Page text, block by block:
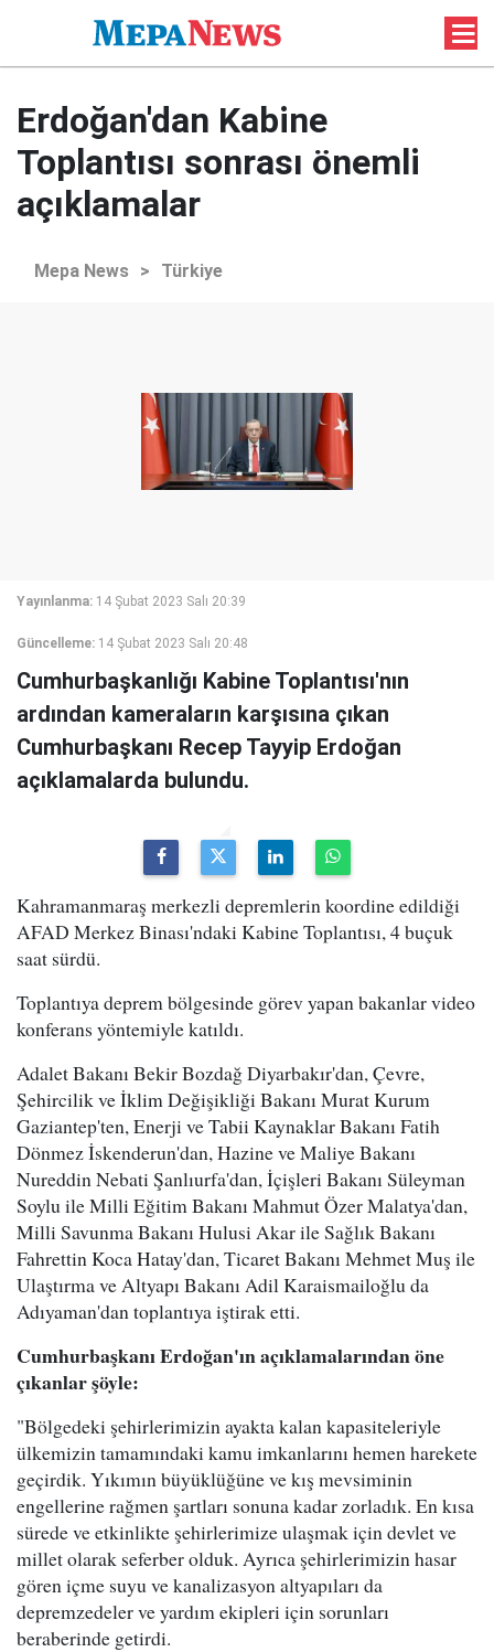
Erdoğan'dan Kabine
Toplantısı sonrası önemli
açıklamalar
Mepa News > Türkiye
Yayınlanma: 14 Şubat 2023 Salı 20:39
Güncelleme: 14 Şubat 2023 Salı 20:48
Cumhurbaşkanlığı Kabine Toplantısı'nın
ardından kameraların karşısına çıkan
Cumhurbaşkanı Recep Tayyip Erdoğan
açıklamalarda bulundu.
Kahramanmaraş merkezli depremlerin koordine edildiği
AFAD Merkez Binası'ndaki Kabine Toplantısı, 4 buçuk
saat sürdü.
Toplantıya deprem bölgesinde görev yapan bakanlar video
konferans yöntemiyle katıldı.
Adalet Bakanı Bekir Bozdağ Diyarbakır'dan, Çevre,
Şehircilik ve İklim Değişikliği Bakanı Murat Kurum
Gaziantep'ten, Enerji ve Tabii Kaynaklar Bakanı Fatih
Dönmez İskenderun'dan, Hazine ve Maliye Bakanı
Nureddin Nebati Şanlıurfa'dan, İçişleri Bakanı Süleyman
Soylu ile Milli Eğitim Bakanı Mahmut Özer Malatya'dan,
Milli Savunma Bakanı Hulusi Akar ile Sağlık Bakanı
Fahrettin Koca Hatay'dan, Ticaret Bakanı Mehmet Muş ile
Ulaştırma ve Altyapı Bakanı Adil Karaismailoğlu da
Adıyaman'dan toplantıya iştirak etti.
Cumhurbaşkanı Erdoğan'ın açıklamalarından öne
çıkanlar şöyle:
"Bölgedeki şehirlerimizin ayakta kalan kapasiteleriyle
ülkemizin tamamındaki kamu imkanlarını hemen harekete
geçirdik. Yıkımın büyüklüğüne ve kış mevsiminin
engellerine rağmen şartları sonuna kadar zorladık. En kısa
sürede ve etkinlikte şehirlerimize ulaşmak için devlet ve
millet olarak seferber olduk. Ayrıca şehirlerimizin hasar
gören içme suyu ve kanalizasyon altyapıları da
depremzedeler ve yardım ekipleri için sorunları
beraberinde getirdi.